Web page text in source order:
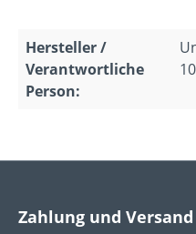
Hersteller /
Verantwortliche
Person:
Zahlung und Versand